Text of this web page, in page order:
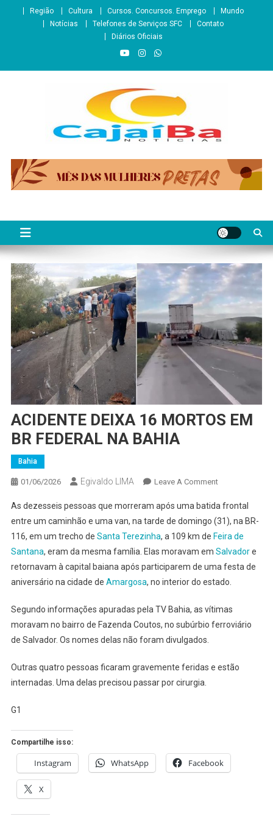
Região Cultura Cursos. Concursos. Emprego
Mundo
Notícias
Telefones de Serviços SFC
Contato
Diários Oficiais
CajaíbaNotícias
ACIDENTE DEIXA 16 MORTOS EM
BR FEDERAL NA BAHIA
Bahia
01/06/2026 Egivaldo LIMA Leave A CommentOn
DEIXA
16
MORTOS
EM
BR
FEDERAL
BAHIA
As dezesseis pessoas que morreram após uma batida frontal
entre um caminhão e uma van, na tarde de domingo (31), na BR-
116, em um trecho de Santa Terezinha, a 109 km de Feira de
Santana, eram da mesma família. Elas moravam em Salvadore
retornavam à capital baiana após participarem de uma festa de
aniversário na cidade de Amargosa, no interior do estado.
Segundo informações apuradas pela TV Bahia, as vítimas
moravam no bairro de Fazenda Coutos, no subúrbio ferroviário
de Salvador. Os nomes delas não foram divulgados.
Outras quatro pessoas ficaram gravemente feridas e estão
internadas. Uma delas precisou passar por cirurgia.
G1
Compartilhe isso:
Instagram WhatsApp Facebook
X